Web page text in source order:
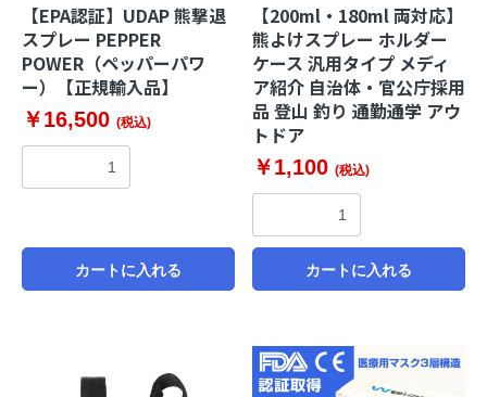
【EPA認証】UDAP 熊撃退
スプレー PEPPER
POWER（ペッパーパワ
ー）【正規輸入品】
￥16,500 (税込)
カートに入れる
【200ml・180ml 両対応】
熊よけスプレー ホルダー
ケース 汎用タイプ メディ
ア紹介 自治体・官公庁採用
品 登山 釣り 通勤通学 アウ
トドア
￥1,100 (税込)
カートに入れる